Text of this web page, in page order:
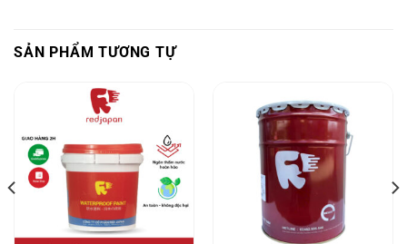
SẢN PHẨM TƯƠNG TỰ